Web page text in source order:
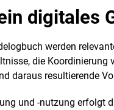
digitales
werden
die
daraus resultierende
und -nutzung erfolgt